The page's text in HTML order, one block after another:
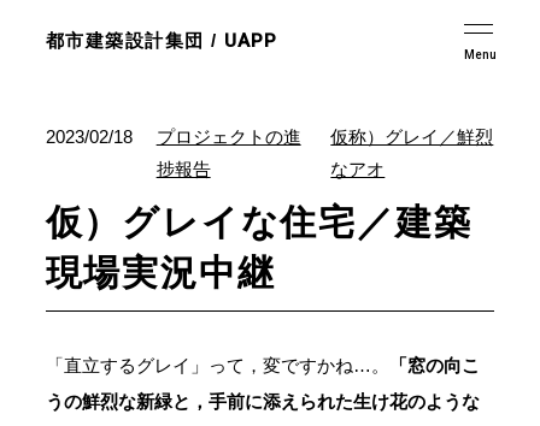
都市建築設計集団 / UAPP
2023/02/18
プロジェクトの進
捗報告
仮称）グレイ／鮮烈
なアオ
仮）グレイな住宅／建築
現場実況中継
「直立するグレイ」って，変ですかね…。
「窓の向こ
うの鮮烈な新緑と，手前に添えられた生け花のような